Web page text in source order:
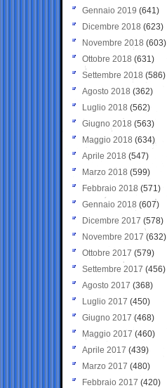
Gennaio 2019 (641)
Dicembre 2018 (623)
Novembre 2018 (603)
Ottobre 2018 (631)
Settembre 2018 (586)
Agosto 2018 (362)
Luglio 2018 (562)
Giugno 2018 (563)
Maggio 2018 (634)
Aprile 2018 (547)
Marzo 2018 (599)
Febbraio 2018 (571)
Gennaio 2018 (607)
Dicembre 2017 (578)
Novembre 2017 (632)
Ottobre 2017 (579)
Settembre 2017 (456)
Agosto 2017 (368)
Luglio 2017 (450)
Giugno 2017 (468)
Maggio 2017 (460)
Aprile 2017 (439)
Marzo 2017 (480)
Febbraio 2017 (420)